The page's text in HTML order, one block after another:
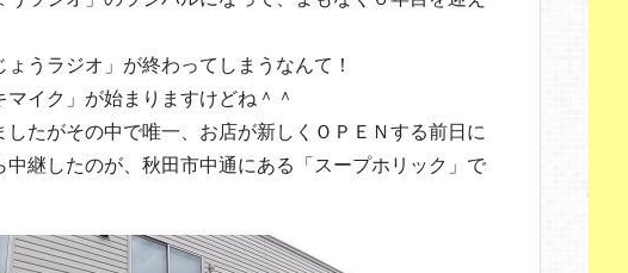
e
er
e
st
うラジオ」が終わってしまうなんて！
イク」が始まりますけどね＾＾
したがその中で唯一、お店が新しくＯＰＥＮする前日に
中継したのが、秋田市中通にある「スープホリック」で